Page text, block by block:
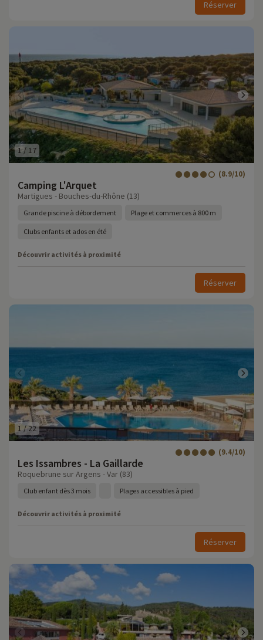
Réserver
1/ 17
Camping L'Arquet
(8.9/10)
Martigues - Bouches-du-Rhône (13)
Grande piscine à débordement Plage et commerces à 800 m
Clubs enfants et ados en été
Découvrir activités à proximité
Réserver
1 /22
Les Issambres - La Gaillarde
(9.4/10)
Roquebrune sur Argens - Var (83)
Club enfant dès 3 mois Plages accessibles à pied
Découvrir activités à proximité
Réserver